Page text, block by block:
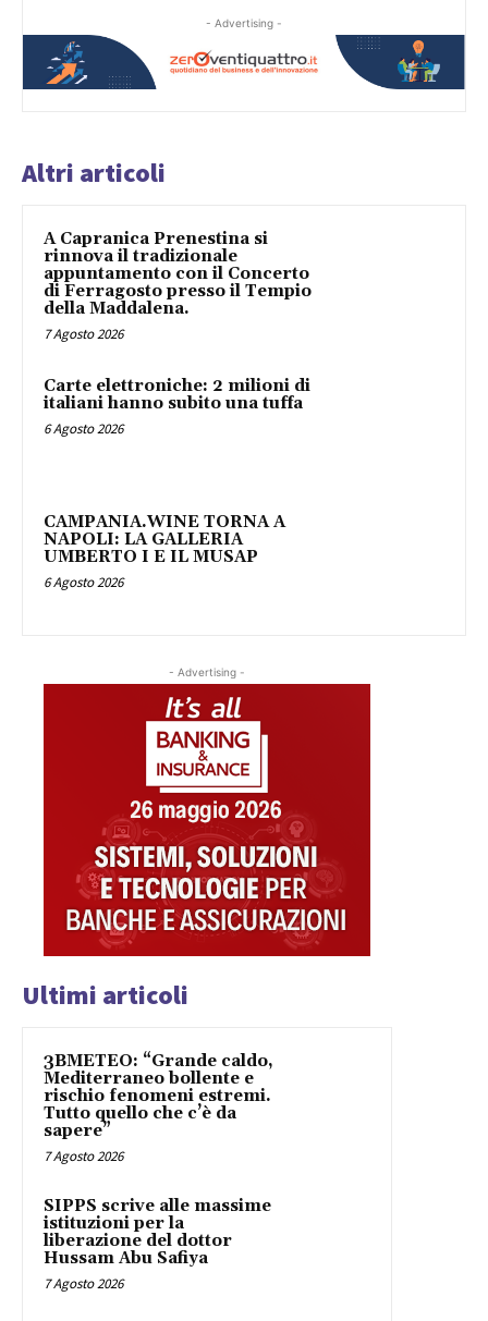
- Advertising -
Altri articoli
A Capranica Prenestina si
rinnova il tradizionale
appuntamento con il Concerto
di Ferragosto presso il Tempio
della Maddalena.
7 Agosto 2026
Carte elettroniche: 2 milioni di
italiani hanno subito una tuffa
6 Agosto 2026
CAMPANIA.WINE TORNA A
NAPOLI: LA GALLERIA
UMBERTO I E IL MUSAP
6 Agosto 2026
- Advertising -
Ultimi articoli
3BMETEO: “Grande caldo,
Mediterraneo bollente e
rischio fenomeni estremi.
Tutto quello che c’è da
sapere”
7 Agosto 2026
SIPPS scrive alle massime
istituzioni per la
liberazione del dottor
Hussam Abu Safiya
7 Agosto 2026